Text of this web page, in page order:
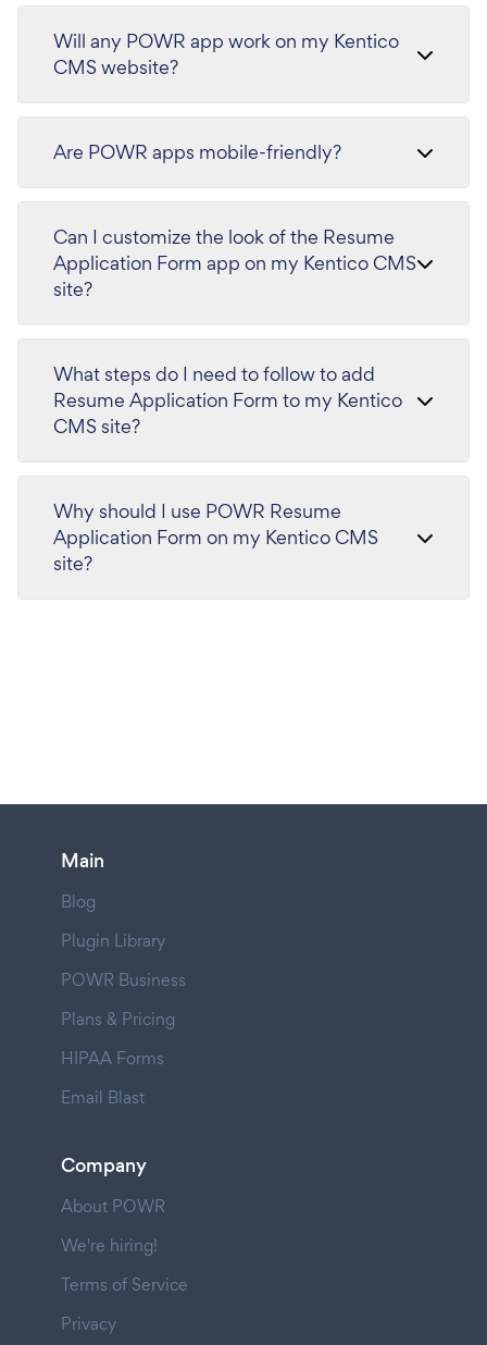
Will any POWR app work on my Kentico
CMS website?
Are POWR apps mobile-friendly?
Can I customize the look of the Resume
Application Form app on my Kentico CMS
site?
What steps do I need to follow to add
Resume Application Form to my Kentico
CMS site?
Why should I use POWR Resume
Application Form on my Kentico CMS
site?
Main
Blog
Plugin Library
POWR Business
Plans & Pricing
HIPAA Forms
Email Blast
Company
About POWR
We're hiring!
Terms of Service
Privacy